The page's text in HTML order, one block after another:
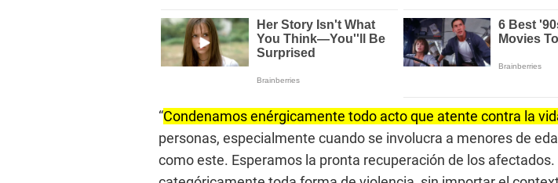
“Condenamos enérgicamente todo acto que atente contra la
personas, especialmente cuando se involucra a menores de
como este. Esperamos la pronta recuperación de los